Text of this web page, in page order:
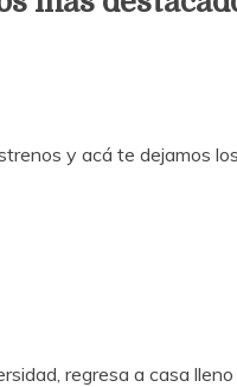
y acá te dejamos
regresa a casa